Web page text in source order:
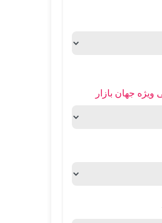
جهان بازار